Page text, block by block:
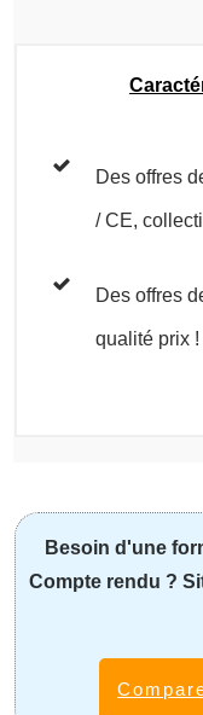
Des offres
/ CE,
Des offres
qualité prix !
Besoin d'une
Compte rendu ?